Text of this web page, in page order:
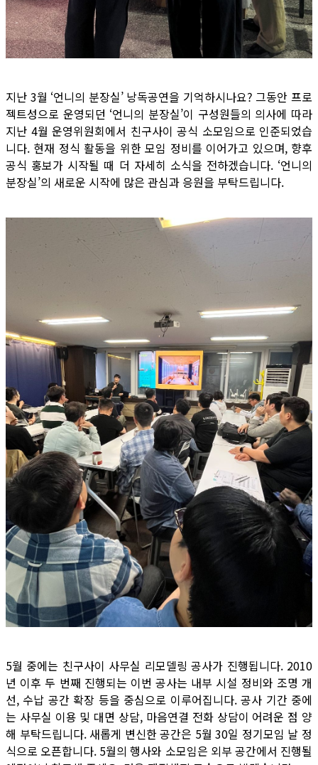
지난 3월 ‘언니의 분장실’ 낭독공연을 기억하시나요? 그동안 프로
젝트성으로 운영되던 ‘언니의 분장실’이 구성원들의 의사에 따라
지난 4월 운영위원회에서 친구사이 공식 소모임으로 인준되었습
니다. 현재 정식 활동을 위한 모임 정비를 이어가고 있으며, 향후
공식 홍보가 시작될 때 더 자세히 소식을 전하겠습니다. ‘언니의
분장실’의 새로운 시작에 많은 관심과 응원을 부탁드립니다.
5월 중에는 친구사이 사무실 리모델링 공사가 진행됩니다. 2010
년 이후 두 번째 진행되는 이번 공사는 내부 시설 정비와 조명 개
선, 수납 공간 확장 등을 중심으로 이루어집니다. 공사 기간 중에
는 사무실 이용 및 대면 상담, 마음연결 전화 상담이 어려운 점 양
해 부탁드립니다. 새롭게 변신한 공간은 5월 30일 정기모임 날 정
식으로 오픈합니다. 5월의 행사와 소모임은 외부 공간에서 진행될